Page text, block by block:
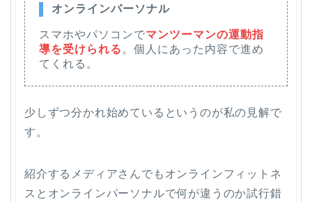
オンラインパーソナル
スマホやパソコンでマンツーマンの運動指
導を受けられる 。個人にあった内容で進め
てくれる。
少しずつ分かれ始めているというのが私の見解で
す。
紹介するメディアさんでもオンラインフィットネ
スとオンラインパーソナルで何が違うのか試行錯